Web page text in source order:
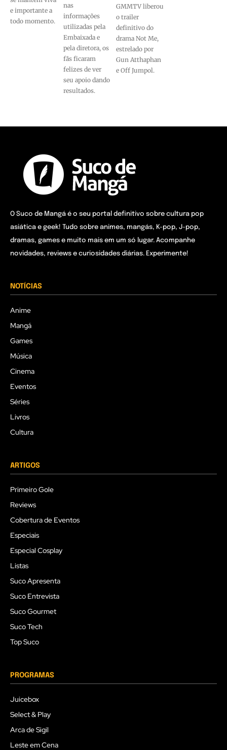
e importante a
todo momento.
nas
informações
utilizadas pela
Embaixada e
pela diretora, os
fãs ficaram
felizes de ver
seu apoio dando
resultados.
GMMTV liberou
o trailer
definitivo do
drama Not Me,
estrelado por
Gun Atthaphan
e Off Jumpol.
O Suco de Mangá é o seu portal definitivo sobre cultura pop
asiática e geek! Tudo sobre animes, mangás, K-pop, J-pop,
dramas, games e muito mais em um só lugar. Acompanhe
novidades, reviews e curiosidades diárias. Experimente!
NOTÍCIAS
Anime
Mangá
Games
Música
Cinema
Eventos
Séries
Livros
Cultura
ARTIGOS
Primeiro Gole
Reviews
Cobertura de Eventos
Especiais
Especial Cosplay
Listas
Suco Apresenta
Suco Entrevista
Suco Gourmet
Suco Tech
Top Suco
PROGRAMAS
Juicebox
Select & Play
Arca de Sigil
Leste em Cena